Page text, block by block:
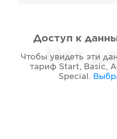
Нет
Доступ к
Чтобы увидеть эти
тариф Start, Basic,
Special .